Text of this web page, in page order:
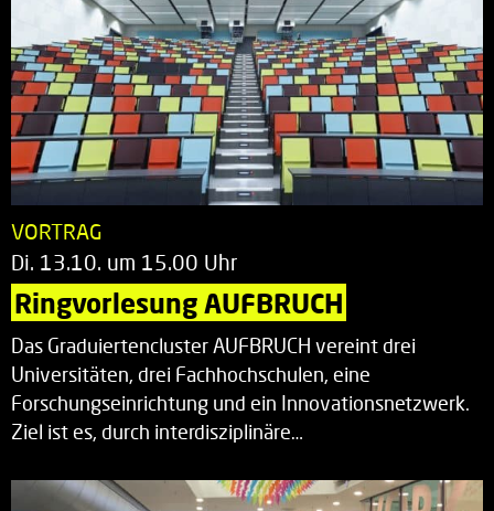
VORTRAG
Di. 13.10. um 15.00 Uhr
Ringvorlesung AUFBRUCH
Das Graduiertencluster AUFBRUCH vereint drei
Universitäten, drei Fachhochschulen, eine
Forschungseinrichtung und ein Innovationsnetzwerk.
Ziel ist es, durch interdisziplinäre…